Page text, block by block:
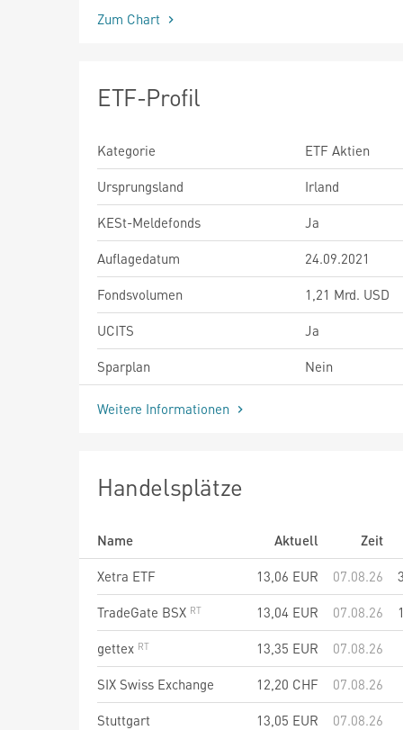
Zum Chart
ETF-Profil
Kategorie
ETF Aktien
Ursprungsland
Irland
KESt-Meldefonds
Ja
Auflagedatum
24.09.2021
Fondsvolumen
1,21 Mrd. USD
UCITS
Ja
Sparplan
Nein
Weitere Informationen
Handelsplätze
Name Aktuell
Zeit
Xetra ETF
13,06 EUR 07.08.26
TradeGate BSX
13,04 EUR 07.08.26
gettex
13,35 EUR
07.08.26
SIX Swiss Exchange
12,20 CHF
07.08.26
Stuttgart
13,05 EUR 07.08.26